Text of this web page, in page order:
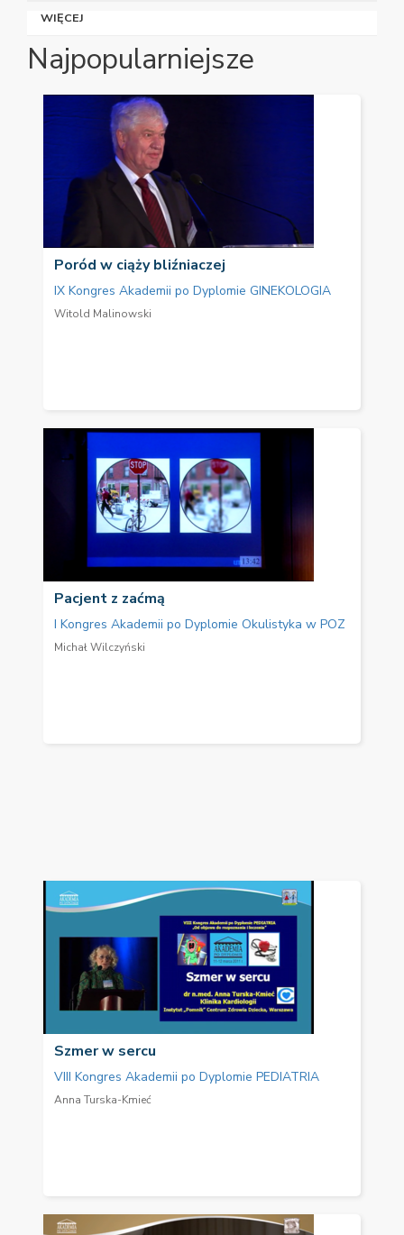
WIĘCEJ
Najpopularniejsze
Poród w ciąży bliźniaczej
IX Kongres Akademii po Dyplomie GINEKOLOGIA
Witold Malinowski
Pacjent z zaćmą
I Kongres Akademii po Dyplomie Okulistyka w POZ
Michał Wilczyński
Szmer w sercu
VIII Kongres Akademii po Dyplomie PEDIATRIA
Anna Turska-Kmieć